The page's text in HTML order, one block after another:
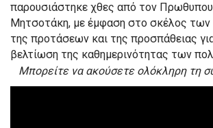
παρουσιάστηκε χθες από τον
Μητσοτάκη, με έμφαση στο σκέλος των
της προτάσεων και της προσπάθειας
βελτίωση της καθημερινότητας των
Μπορείτε να ακούσετε ολόκληρη τη